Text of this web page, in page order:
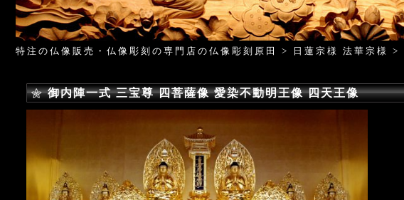
特注の仏像販売・仏像彫刻の専門店の仏像彫刻原田 > 日蓮宗様 法華宗様 >
御内陣一式 三宝尊 四菩薩像 愛染不動明王像 四天王像